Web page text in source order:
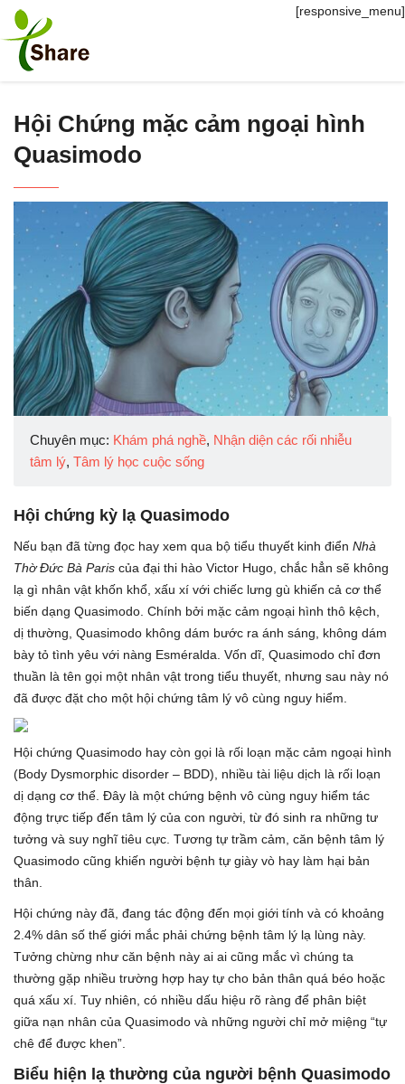
[responsive_menu]
Hội Chứng mặc cảm ngoại hình
Quasimodo
Chuyên mục: Khám phá nghề, Nhận diện các rối nhiễu
tâm lý, Tâm lý học cuộc sống
Hội chứng kỳ lạ Quasimodo
Nếu bạn đã từng đọc hay xem qua bộ tiểu thuyết kinh điển Nhà
Thờ Đức Bà Paris của đại thi hào Victor Hugo, chắc hẳn sẽ không
lạ gì nhân vật khốn khổ, xấu xí với chiếc lưng gù khiến cả cơ thể
biến dạng Quasimodo. Chính bởi mặc cảm ngoại hình thô kệch,
dị thường, Quasimodo không dám bước ra ánh sáng, không dám
bày tỏ tình yêu với nàng Esméralda. Vốn dĩ, Quasimodo chỉ đơn
thuần là tên gọi một nhân vật trong tiểu thuyết, nhưng sau này nó
đã được đặt cho một hội chứng tâm lý vô cùng nguy hiểm.
Hội chứng Quasimodo hay còn gọi là rối loạn mặc cảm ngoại hình
(Body Dysmorphic disorder – BDD), nhiều tài liệu dịch là rối loạn
dị dạng cơ thể. Đây là một chứng bệnh vô cùng nguy hiểm tác
động trực tiếp đến tâm lý của con người, từ đó sinh ra những tư
tưởng và suy nghĩ tiêu cực. Tương tự trầm cảm, căn bệnh tâm lý
Quasimodo cũng khiến người bệnh tự giày vò hay làm hại bản
thân.
Hội chứng này đã, đang tác động đến mọi giới tính và có khoảng
2.4% dân số thế giới mắc phải chứng bệnh tâm lý lạ lùng này.
Tưởng chừng như căn bệnh này ai ai cũng mắc vì chúng ta
thường gặp nhiều trường hợp hay tự cho bản thân quá béo hoặc
quá xấu xí. Tuy nhiên, có nhiều dấu hiệu rõ ràng để phân biệt
giữa nạn nhân của Quasimodo và những người chỉ mở miệng “tự
chê để được khen”.
Biểu hiện lạ thường của người bệnh Quasimodo